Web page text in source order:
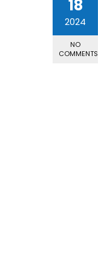
18
2024
NO
COMMENTS